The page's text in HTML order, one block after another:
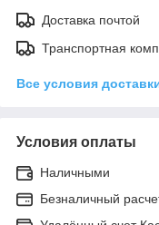
Доставка почтой
Транспортная
Все условия
Условия оплаты
Наличными
Безналичный